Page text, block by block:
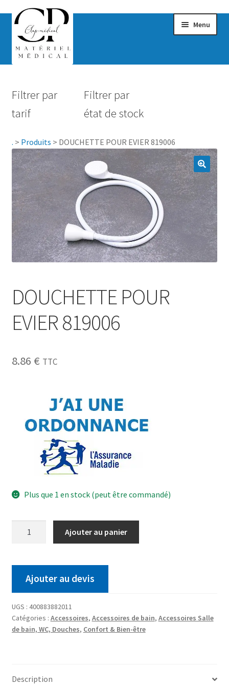
Menu
Hygiène
Rééducation
Maternité
Accessoires Salle de bain
Vêtements & Chaussures
Sécurité
0.00 €
Filtrer par
tarif
Filtrer par
état de stock
. > Produits > DOUCHETTE POUR EVIER 819006
DOUCHETTE POUR
EVIER 819006
8.86 € TTC
Plus que 1 en stock (peut être commandé)
Ajouter au panier
Ajouter au devis
UGS : 400883882011
Catégories : Accessoires, Accessoires de bain, Accessoires Salle
de bain, WC, Douches, Confort & Bien-être
Description